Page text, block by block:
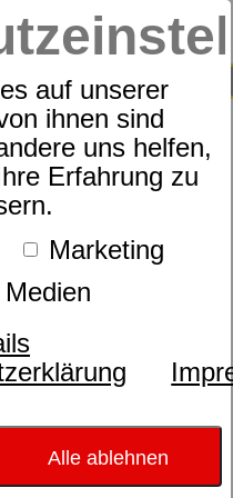
auf unserer
ihnen sind
uns helfen,
Erfahrung zu
Marketing
Alle ablehnen
SUCHE
0
Sprinx 0 Produkte
Komfort, den
begeistert.
airflex®
Aquacell®
einzeln
das
Gefühl. Die
und bietet
und